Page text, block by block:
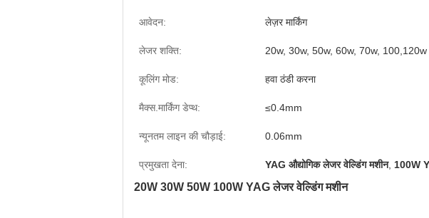
आवेदन: लेज़र मार्किंग
लेजर शक्ति: 20w, 30w, 50w, 60w, 70w, 100,120w
कूलिंग मोड: हवा ठंडी करना
मैक्स.मार्किंग डेप्थ: ≤0.4mm
न्यूनतम लाइन की चौड़ाई: 0.06mm
प्रमुखता देना: YAG औद्योगिक लेजर वेल्डिंग मशीन, 100W
20W 30W 50W 100W YAG लेजर वेल्डिंग मशीन